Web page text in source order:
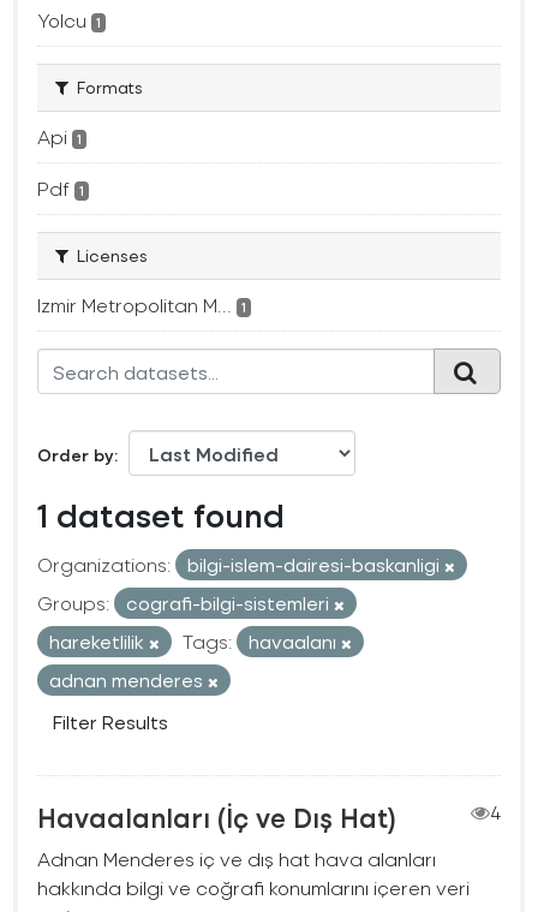
Yolcu 1
Formats
Api 1
Pdf 1
Licenses
Izmir Metropolitan M... 1
Order by
1 dataset found
Organizations:
bilgi-islem-dairesi-baskanligi
Groups:
cografi-bilgi-sistemleri
hareketlilik
Tags:
havaalanı
adnan menderes
Filter Results
Havaalanları (İç ve Dış Hat)
4
Adnan Menderes iç ve dış hat hava alanları
hakkında bilgi ve coğrafi konumlarını içeren veri